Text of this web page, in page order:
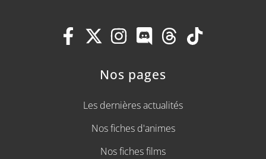
Nos pages
Les dernières actualités
Nos fiches d'animes
Nos fiches films